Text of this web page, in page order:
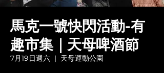
馬克一號快閃活動-有
趣市集｜天母啤酒節
7月19日週六
  |
天母運動公園